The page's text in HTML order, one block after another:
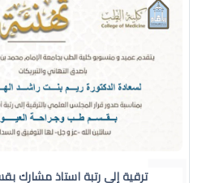
ترقية إلى رتبة استاذ مشارك